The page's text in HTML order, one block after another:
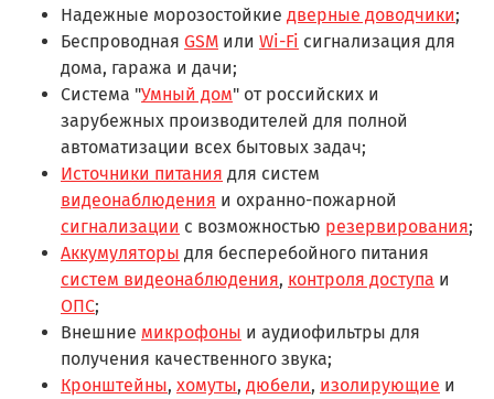
Надежные морозостойкие дверные доводчики;
Беспроводная GSM или Wi-Fi сигнализация для
дома, гаража и дачи;
Система "Умный дом" от российских и
зарубежных производителей для полной
автоматизации всех бытовых задач;
Источники питания для систем
видеонаблюдения и охранно-пожарной
сигнализации с возможностью резервирования;
Аккумуляторы для бесперебойного питания
систем видеонаблюдения, контроля доступа и
ОПС;
Внешние микрофоны и аудиофильтры для
получения качественного звука;
Кронштейны, хомуты, дюбели, изолирующие и